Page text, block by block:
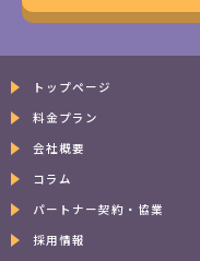
トップページ
料金プラン
会社概要
コラム
パートナー契約・協業
採用情報